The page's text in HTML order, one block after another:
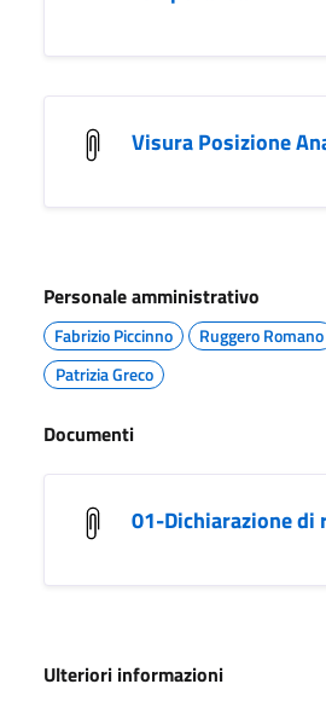
Visura Posizione
Personale amministrativo
Fabrizio Piccinno Ruggero Romano
Patrizia Greco
Documenti
01-Dichiarazione di
Ulteriori informazioni